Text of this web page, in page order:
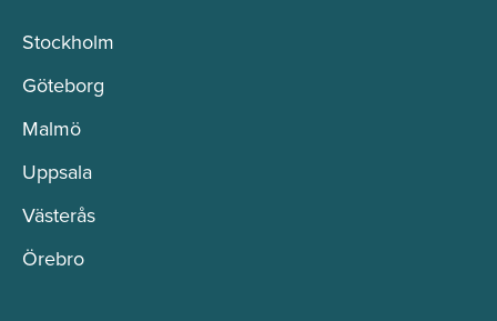
Stockholm
Göteborg
Malmö
Uppsala
Västerås
Örebro